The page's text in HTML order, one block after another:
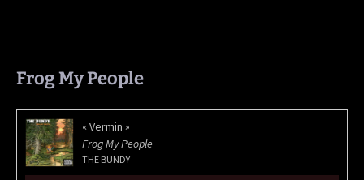
Frog My People
« Vermin »
Frog My People
THE BUNDY